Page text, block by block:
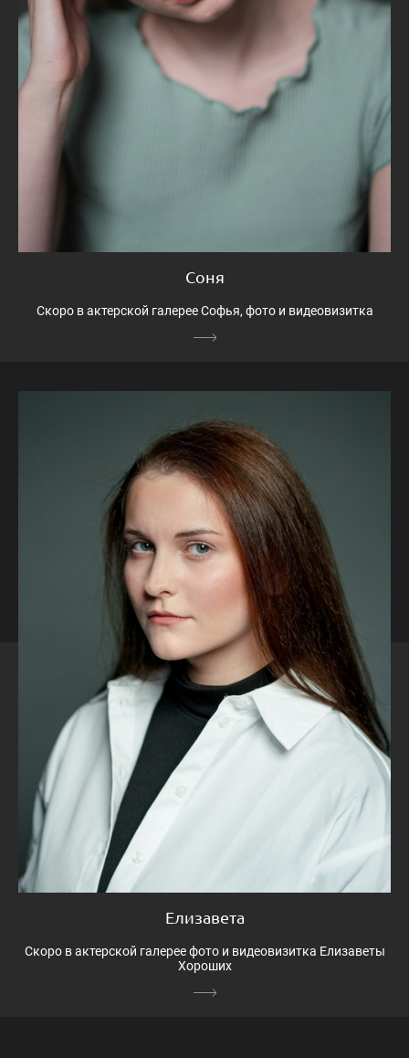
Соня
Скоро в актерской галерее Софья, фото и видеовизитка
Елизавета
Скоро в актерской галерее фото и видеовизитка Елизаветы
Хороших